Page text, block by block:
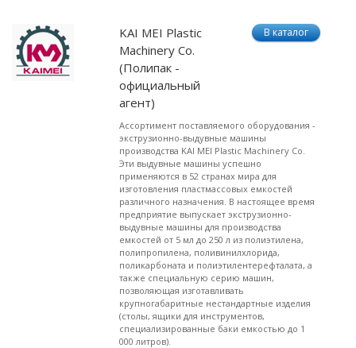
KAI MEI Plastic
Machinery Co.
(Полипак -
официальный
агент)
Ассортимент поставляемого оборудования -
экструзионно-выдувные машины
производства KAI MEI Plastic Machinery Co.
Эти выдувные машины успешно
применяются в 52 странах мира для
изготовления пластмассовых емкостей
различного назначения. В настоящее время
предприятие выпускает экструзионно-
выдувные машины для производства
емкостей от 5 мл до 250 л из полиэтилена,
полипропилена, поливинилхлорида,
поликарбоната и полиэтилентерефталата, а
также специальную серию машин,
позволяющая изготавливать
крупногабаритные нестандартные изделия
(столы, ящики для инструментов,
специализированные баки емкостью до 1
000 литров).
В каталог